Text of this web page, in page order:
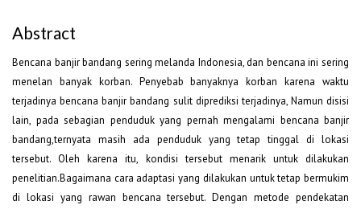
Abstract
Bencana banjir bandang sering melanda Indonesia, dan bencana ini sering
menelan banyak korban. Penyebab banyaknya korban karena waktu
terjadinya bencana banjir bandang sulit diprediksi terjadinya, Namun disisi
lain, pada sebagian penduduk yang pernah mengalami bencana banjir
bandang,ternyata masih ada penduduk yang tetap tinggal di lokasi
tersebut. Oleh karena itu, kondisi tersebut menarik untuk dilakukan
penelitian.Bagaimana cara adaptasi yang dilakukan untuk tetap bermukim
di lokasi yang rawan bencana tersebut. Dengan metode pendekatan